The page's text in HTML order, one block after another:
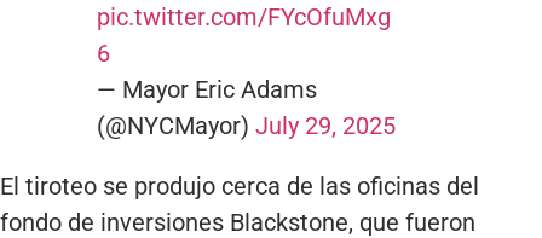
pic.twitter.com/FYcOfuMxg
6
— Mayor Eric Adams
(@NYCMayor) July 29, 2025
El tiroteo se produjo cerca de las oficinas del
fondo de inversiones Blackstone, que fueron